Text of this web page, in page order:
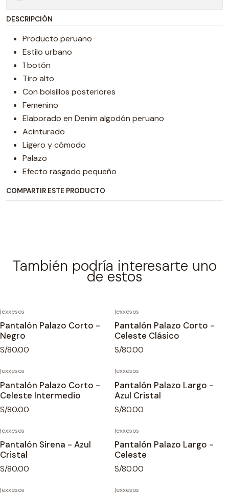
DESCRIPCIÓN
Producto peruano
Estilo urbano
1 botón
Tiro alto
Con bolsillos posteriores
Femenino
Elaborado en Denim algodón peruano
Acinturado
Ligero y cómodo
Palazo
Efecto rasgado pequeño
COMPARTIR ESTE PRODUCTO
También podría interesarte uno
de estos
|exxesos
Pantalón Palazo Corto -
Negro
S/80.00
|exxesos
Pantalón Palazo Corto -
Celeste Clásico
S/80.00
|exxesos
Pantalón Palazo Corto -
Celeste Intermedio
S/80.00
|exxesos
Pantalón Palazo Largo -
Azul Cristal
S/80.00
|exxesos
Pantalón Sirena - Azul
Cristal
S/80.00
|exxesos
Pantalón Palazo Largo -
Celeste
S/80.00
|exxesos |exxesos